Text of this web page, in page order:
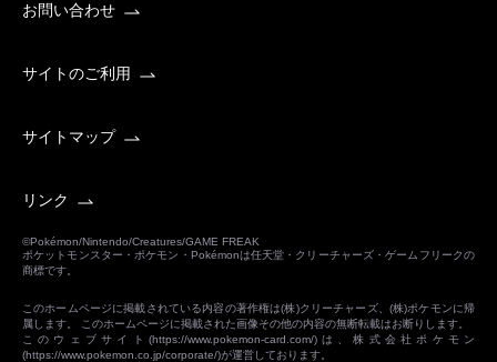
お問い合わせ
サイトのご利用
サイトマップ
リンク
©Pokémon/Nintendo/Creatures/GAME FREAK
ポケットモンスター・ポケモン・Pokémonは任天堂・クリーチャーズ・ゲームフリークの
商標です。
このホームページに掲載されている内容の著作権は(株)クリーチャーズ、(株)ポケモンに帰
属します。 このホームページに掲載された画像その他の内容の無断転載はお断りします。
このウェブサイト(https://www.pokemon-card.com/)は、株式会社ポケモン
(https://www.pokemon.co.jp/corporate/)が運営しております。